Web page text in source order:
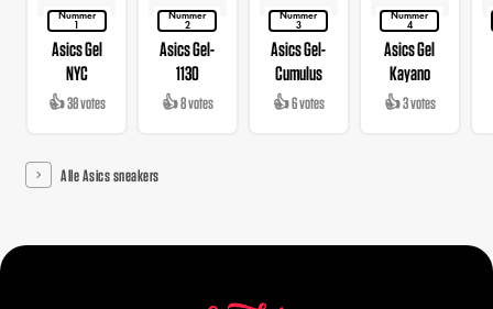
Nummer
1
Asics Gel
NYC
👍 38 votes
Nummer
2
Asics Gel-
1130
👍 8 votes
Nummer
3
Asics Gel-
Cumulus
👍 6 votes
Nummer
4
Asics Gel
Kayano
👍 3 votes
Alle Asics sneakers